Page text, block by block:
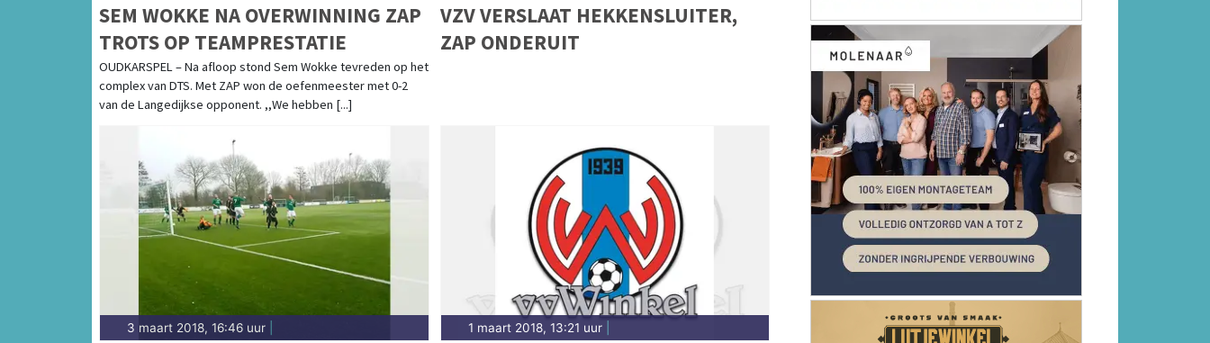
SEM WOKKE NA OVERWINNING ZAP
TROTS OP TEAMPRESTATIE
OUDKARSPEL – Na afloop stond Sem Wokke tevreden op het
complex van DTS. Met ZAP won de oefenmeester met 0-2
van de Langedijkse opponent. ,,We hebben [...]
VZV VERSLAAT HEKKENSLUITER,
ZAP ONDERUIT
3 maart 2018, 16:46 uur 1 maart 2018, 13:21 uur|